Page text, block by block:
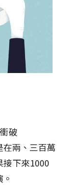
破
兩、三百萬
下來1000